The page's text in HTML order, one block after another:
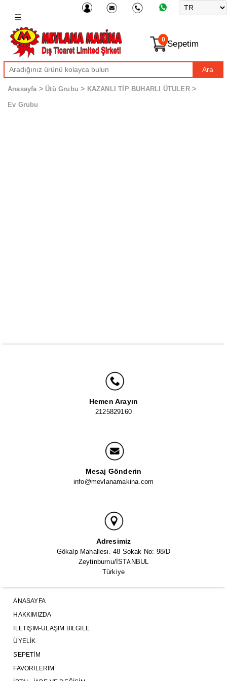
Sepetim
0
Ara
☰
Anasayfa > Ütü Grubu > KAZANLI TİP BUHARLI ÜTULER>
Ev Grubu
Hemen Arayın
2125829160
Mesaj Gönderin
info@mevlanamakina.com
Adresimiz
Gökalp Mahallesi. 48 Sokak No: 98/D
Zeytinburnu/İSTANBUL
Türkiye
ANASAYFA
HAKKIMIZDA
İLETIŞIM-ULAŞIM BILGILE
ÜYELIK
SEPETIM
FAVORILERIM